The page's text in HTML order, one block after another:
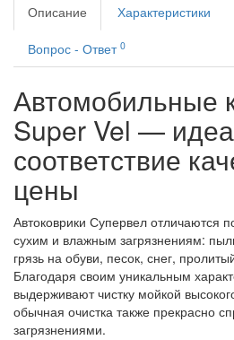
Описание Характеристики
Вопрос - Ответ 0
Автомобильные
Super Vel —
соответствие
цены
Автоковрики Супервел отличаются
сухим и влажным загрязнениям:
грязь на обуви, песок, снег,
Благодаря своим уникальным
выдерживают чистку мойкой
обычная очистка также прекрасно
загрязнениями.